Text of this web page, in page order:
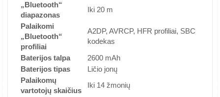
„Bluetooth“
diapazonas
Iki 20 m
Palaikomi
„Bluetooth“
profiliai
A2DP, AVRCP, HFR profiliai, SBC
kodekas
Baterijos talpa
2600 mAh
Baterijos tipas
Ličio jonų
Palaikomų
vartotojų skaičius
Iki 14 žmonių